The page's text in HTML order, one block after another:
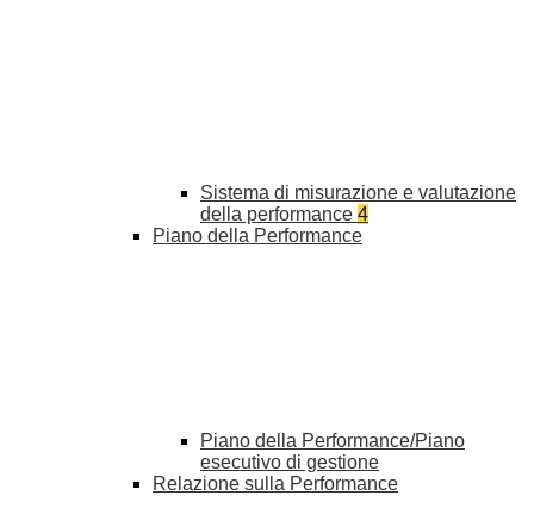
Sistema di misurazione e valutazione
della performance 4
Piano della Performance
Piano della Performance/Piano
esecutivo di gestione
Relazione sulla Performance